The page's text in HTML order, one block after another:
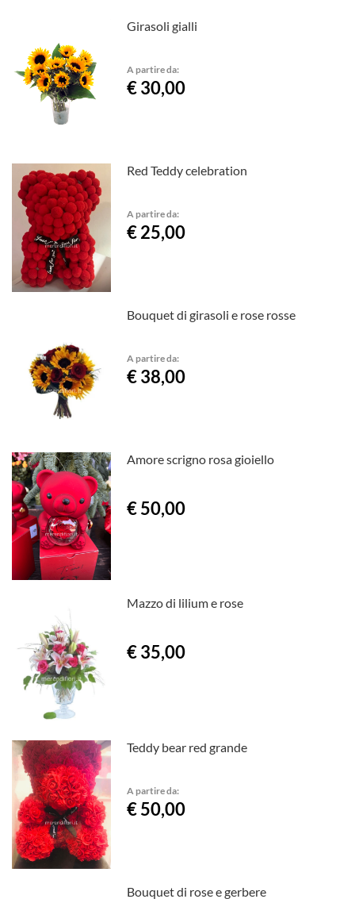
Girasoli gialli
A partire da:
€ 30,00
Red Teddy celebration
A partire da:
€ 25,00
Bouquet di girasoli e rose rosse
A partire da:
€ 38,00
Amore scrigno rosa gioiello
€ 50,00
Mazzo di lilium e rose
€ 35,00
Teddy bear red grande
A partire da:
€ 50,00
Bouquet di rose e gerbere